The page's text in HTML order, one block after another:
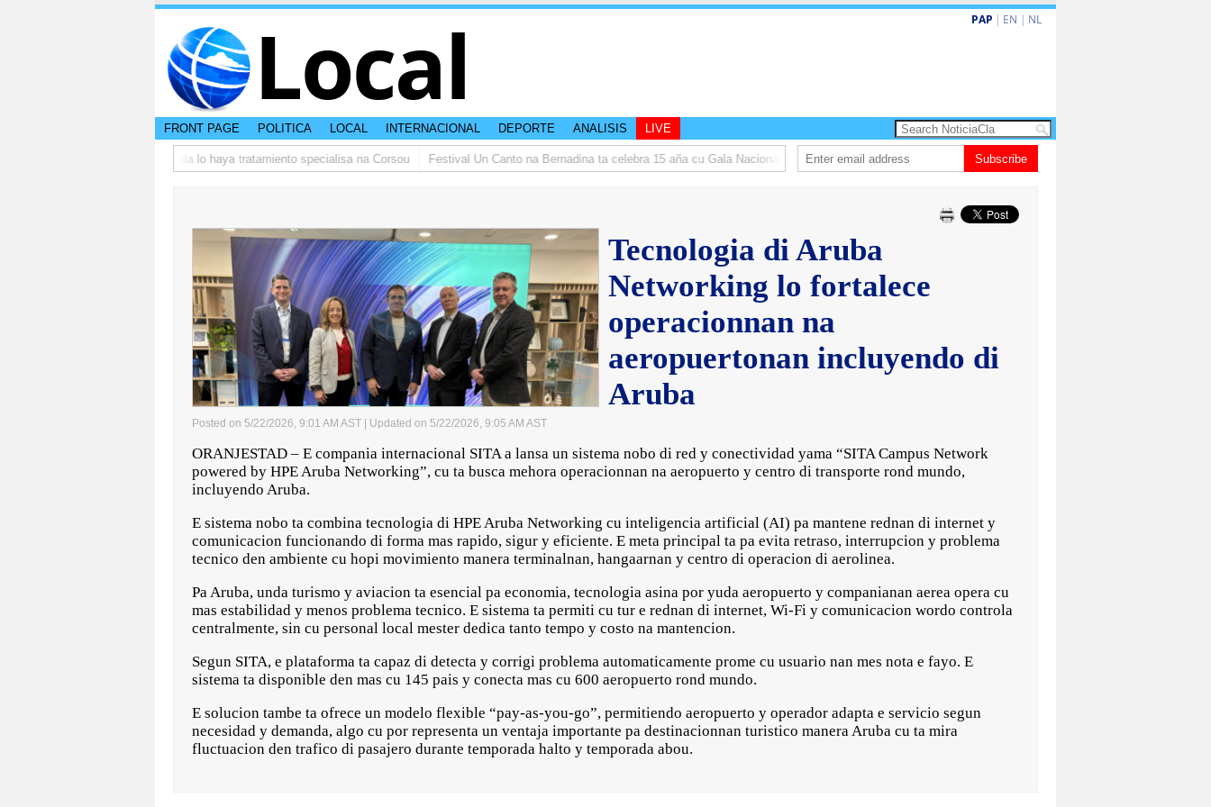
Local PAP | EN | NL
FRONT PAGE POLITICA LOCAL INTERNACIONAL DEPORTE ANALISIS LIVE
DVG: Adictonan bou curatela lo haya tratamiento specialisa na Corsou Festival Un Canto na Bernadina ta celebra 15 aña cu Gala Nacional 𝗜𝗡 𝗠𝗘𝗠𝗢𝗥𝗜𝗔𝗠: 𝐇𝐈𝐆𝐈𝐍𝐈𝐎 𝐀𝐋𝐄𝐉𝐀𝐍𝐃𝐑𝐎 “𝐏𝐀𝐓𝐀𝐍” 𝐅𝐀𝐑𝐑𝐎
Subscribe
Tecnologia di Aruba
Networking lo fortalece
operacionnan na
aeropuertonan incluyendo di
Aruba
Posted on 5/22/2026, 9:01 AM AST | Updated on 5/22/2026, 9:05 AM AST
ORANJESTAD – E compania internacional SITA a lansa un sistema nobo di red y conectividad yama “SITA Campus Network
powered by HPE Aruba Networking”, cu ta busca mehora operacionnan na aeropuerto y centro di transporte rond mundo,
incluyendo Aruba.
E sistema nobo ta combina tecnologia di HPE Aruba Networking cu inteligencia artificial (AI) pa mantene rednan di internet y
comunicacion funcionando di forma mas rapido, sigur y eficiente. E meta principal ta pa evita retraso, interrupcion y problema
tecnico den ambiente cu hopi movimiento manera terminalnan, hangaarnan y centro di operacion di aerolinea.
Pa Aruba, unda turismo y aviacion ta esencial pa economia, tecnologia asina por yuda aeropuerto y companianan aerea opera cu
mas estabilidad y menos problema tecnico. E sistema ta permiti cu tur e rednan di internet, Wi-Fi y comunicacion wordo controla
centralmente, sin cu personal local mester dedica tanto tempo y costo na mantencion.
Segun SITA, e plataforma ta capaz di detecta y corrigi problema automaticamente prome cu usuario nan mes nota e fayo. E
sistema ta disponible den mas cu 145 pais y conecta mas cu 600 aeropuerto rond mundo.
E solucion tambe ta ofrece un modelo flexible “pay-as-you-go”, permitiendo aeropuerto y operador adapta e servicio segun
necesidad y demanda, algo cu por representa un ventaja importante pa destinacionnan turistico manera Aruba cu ta mira
fluctuacion den trafico di pasajero durante temporada halto y temporada abou.